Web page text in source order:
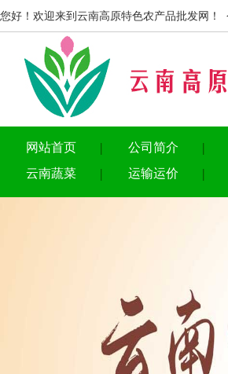
您好！欢迎来到云南高原特色农产品批发网
网站首页 公司简介
云南蔬菜
运输运价